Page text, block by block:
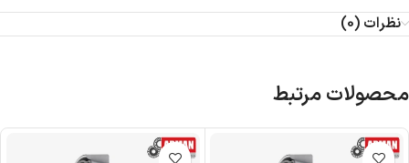
نظرات (0)
محصولات مرتبط